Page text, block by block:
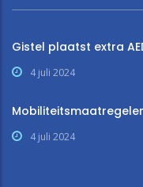
Gistel plaatst extra
4 juli 2024
4 juli 2024